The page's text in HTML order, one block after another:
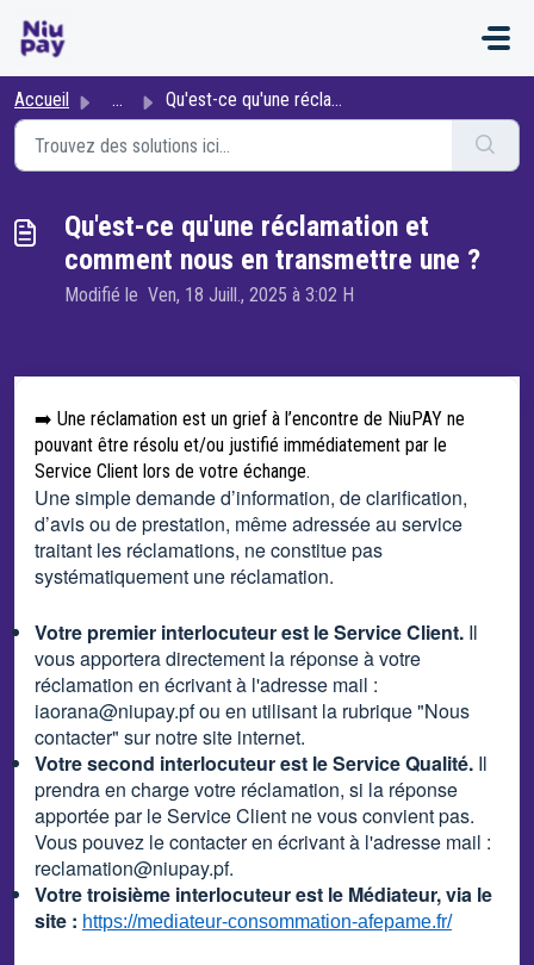
Accueil ... Qu'est-ce qu'une réclamation et comment nous en t...
Qu'est-ce qu'une réclamation et
comment nous en transmettre une ?
Modifié le Ven, 18 Juill., 2025 à 3:02 H
➡️ Une réclamation est un grief à l’encontre de NiuPAY ne
pouvant être résolu et/ou justifié immédiatement par le
Service Client lors de votre échange.
Une simple demande d’information, de clarification,
d’avis ou de prestation, même adressée au service
traitant les réclamations, ne constitue pas
systématiquement une réclamation.
Votre premier interlocuteur est le Service Client. Il
vous apportera directement la réponse à votre
réclamation en écrivant à l'adresse mail :
iaorana@niupay.pfou en utilisant la rubrique "Nous
contacter" sur notre site internet.
Votre second interlocuteur est le Service Qualité. Il
prendra en charge votre réclamation, si la réponse
apportée par le Service Client ne vous convient pas.
Vous pouvez le contacter en écrivant à l'adresse mail :
reclamation@niupay.pf.
Votre troisième interlocuteur est le Médiateur, via le
site : https://mediateur-consommation-afepame.fr/